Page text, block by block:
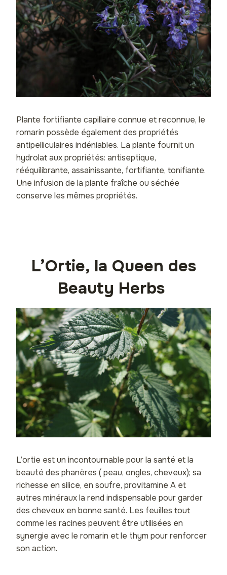
Plante fortifiante capillaire connue et reconnue, le
romarin possède également des propriétés
antipelliculaires indéniables. La plante fournit un
hydrolat aux propriétés: antiseptique,
rééquilibrante, assainissante, fortifiante, tonifiante.
Une infusion de la plante fraîche ou séchée
conserve les mêmes propriétés.
L’Ortie, la Queen des
Beauty Herbs
L’ortie est un incontournable pour la santé et la
beauté des phanères ( peau, ongles, cheveux); sa
richesse en silice, en soufre, provitamine A et
autres minéraux la rend indispensable pour garder
des cheveux en bonne santé. Les feuilles tout
comme les racines peuvent être utilisées en
synergie avec le romarin et le thym pour renforcer
son action.